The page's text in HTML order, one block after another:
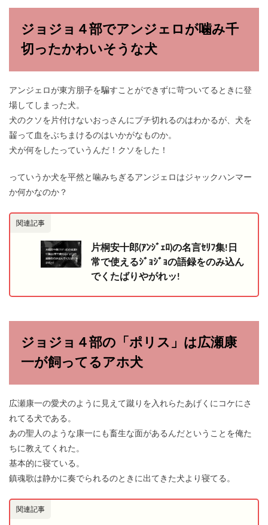
ジョジョ４部でアンジェロが噛み千
切ったかわいそうな犬
アンジェロが東方朋子を騙すことができずに苛ついてるときに登
場してしまった犬。
犬のクソを片付けないおっさんにブチ切れるのはわかるが、犬を
齧って血をぶちまけるのはいかがなものか。
犬が何をしたっていうんだ！クソをした！
っていうか犬を平然と噛みちぎるアンジェロはジャックハンマー
か何かなのか？
関連記事
片桐安十郎(ｱﾝｼﾞｪﾛ)の名言ｾﾘﾌ集!日
常で使えるｼﾞｮｼﾞｮの語録をのみ込ん
でくたばりやがれッ!
ジョジョ４部の「ポリス」は広瀬康
一が飼ってるアホ犬
広瀬康一の愛犬のように見えて蹴りを入れらたあげくにコケにさ
れてる犬である。
あの聖人のような康一にも畜生な面があるんだということを俺た
ちに教えてくれた。
基本的に寝ている。
鎮魂歌は静かに奏でられるのときに出てきた犬より寝てる。
関連記事